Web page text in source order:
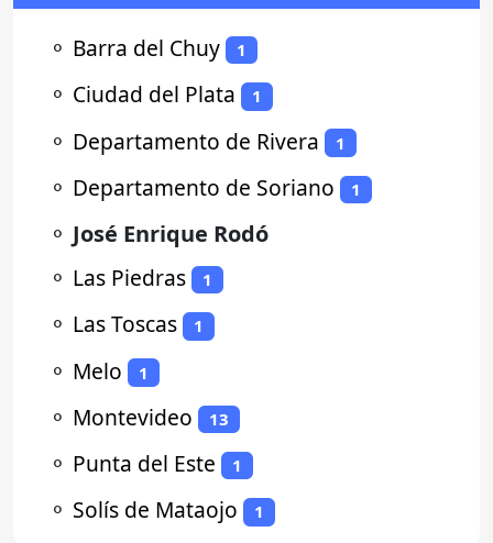
⚬ Barra del Chuy 1
⚬ Ciudad del Plata 1
⚬ Departamento de Rivera 1
⚬ Departamento de Soriano 1
⚬ José Enrique Rodó
⚬ Las Piedras 1
⚬ Las Toscas 1
⚬ Melo 1
⚬ Montevideo 13
⚬ Punta del Este 1
⚬ Solís de Mataojo 1